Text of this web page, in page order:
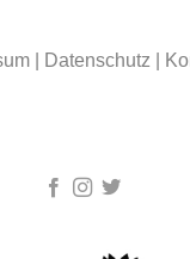
| Datenschutz